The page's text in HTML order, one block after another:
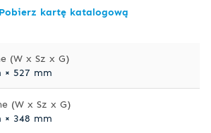
Pobierz kartę katalogową
(W x Sz x G)
× 527 mm
(W x Sz x G)
× 348 mm